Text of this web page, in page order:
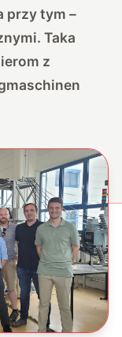
przy tym –
Taka
z